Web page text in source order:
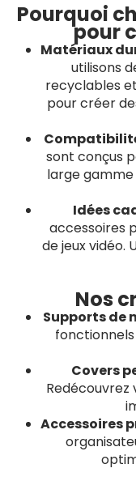
Pourquoi
pour
Matériaux
utilisons
recyclables
pour créer
sont conçus
large gamme
Idées
accessoires
de jeux vidéo.
Nos
Supports de
Covers
Redécouvrez
Accessoires